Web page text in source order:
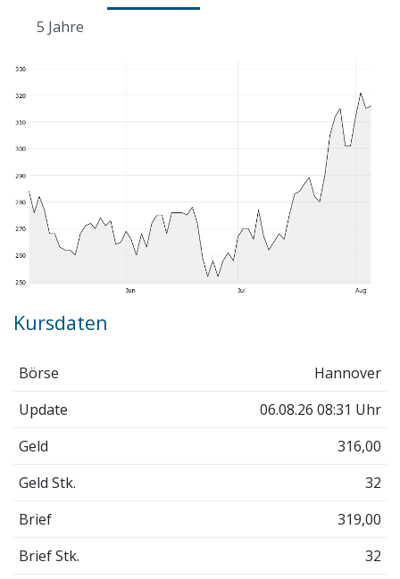
5 Jahre
Kursdaten
Börse
Hannover
Update
06.08.26 08:31 Uhr
Geld
316,00
Geld Stk.
32
Brief
319,00
Brief Stk.
32